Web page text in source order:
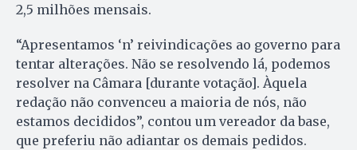
2,5 milhões mensais.
“Apresentamos ‘n’ reivindicações ao governo para
tentar alterações. Não se resolvendo lá, podemos
resolver na Câmara [durante votação]. Àquela
redação não convenceu a maioria de nós, não
estamos decididos”, contou um vereador da base,
que preferiu não adiantar os demais pedidos.